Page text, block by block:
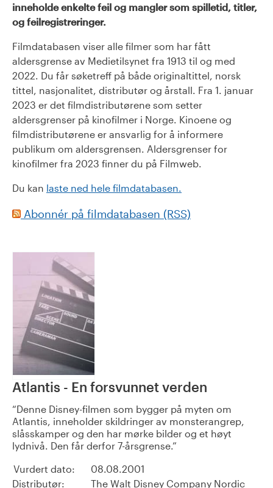
inneholde enkelte feil og mangler som spilletid, titler,
og feilregistreringer.
Filmdatabasen viser alle filmer som har fått
aldersgrense av Medietilsynet fra 1913 til og med
2022. Du får søketreff på både originaltittel, norsk
tittel, nasjonalitet, distributør og årstall. Fra 1. januar
2023 er det filmdistributørene som setter
aldersgrenser på kinofilmer i Norge. Kinoene og
filmdistributørene er ansvarlig for å informere
publikum om aldersgrensen. Aldersgrenser for
kinofilmer fra 2023 finner du på Filmweb.
Du kan laste ned hele filmdatabasen.
Abonnér på filmdatabasen (RSS)
Atlantis - En forsvunnet verden
Denne Disney-filmen som bygger på myten om
Atlantis, inneholder skildringer av monsterangrep,
slåsskamper og den har mørke bilder og et høyt
lydnivå. Den får derfor 7-årsgrense.
Vurdert dato:
08.08.2001
Distributør:
The Walt Disney Company Nordic